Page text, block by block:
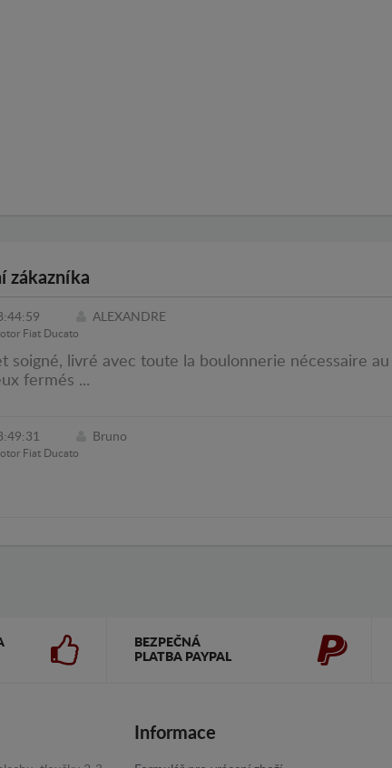
zákazníka
ALEXANDRE
Fiat Ducato
soigné, livré avec toute la boulonnerie nécessaire
fermés ...
Bruno
Fiat Ducato
BEZPEČNÁ
PLATBA PAYPAL
Informace